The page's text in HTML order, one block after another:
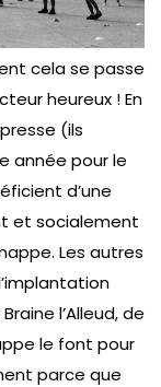
cela se passe
heureux ! En
(ils
année pour le
d’une
et socialement
Les autres
l’Alleud, de
le font pour
parce que